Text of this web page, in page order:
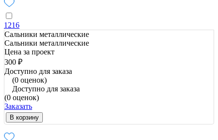
1216
Сальники металлические
Сальники металлические
Цена за проект
300 ₽
Доступно для заказа
(0 оценок)
Доступно для заказа
(0 оценок)
Заказать
В корзину